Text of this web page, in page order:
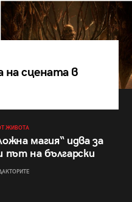
на сцената в
ЖИВОТА
магия“ идва за
път на български